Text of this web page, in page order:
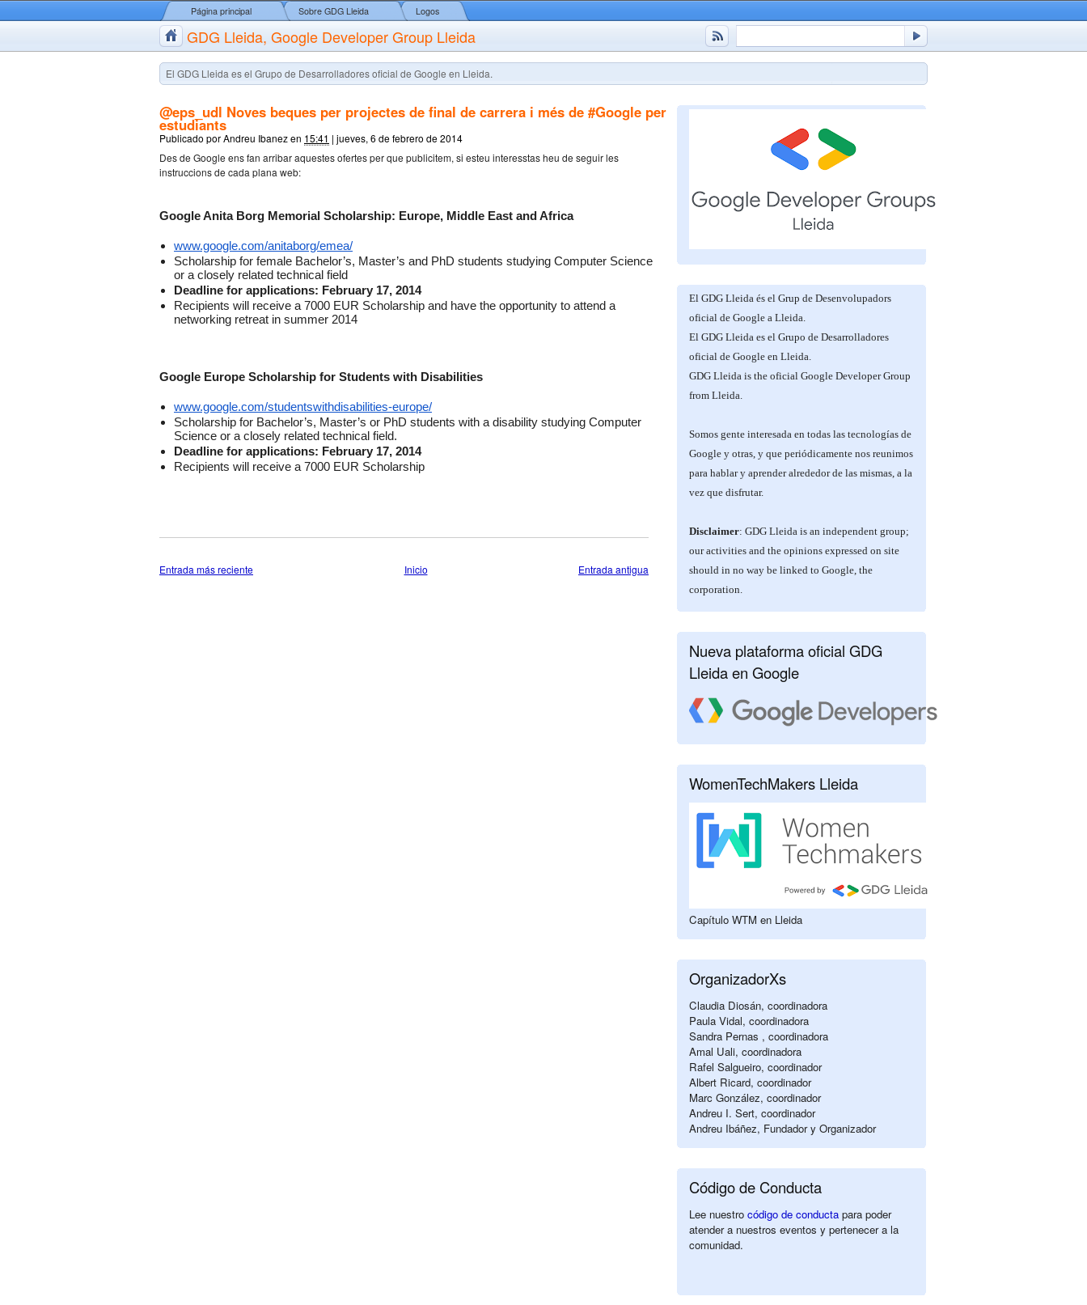
Página principal Sobre GDG Lleida Logos
GDG Lleida, Google Developer Group Lleida
El GDG Lleida es el Grupo de Desarrolladores oficial de Google en Lleida.
@eps_udl Noves beques per projectes de final de carrera i més de #Google per
estudiants
Publicado porAndreu Ibanezen 15:41 | jueves, 6 de febrero de 2014
Des de Google ens fan arribar aquestes ofertes per que publicitem, si esteu interesstas heu de seguir les
instruccions de cada plana web:
Google Anita Borg Memorial Scholarship: Europe, Middle East and Africa
www.google.com/anitaborg/emea/
Scholarship for female Bachelor’s, Master’s and PhD students studying Computer Science
or a closely related technical field
Deadline for applications: February 17, 2014
Recipients will receive a 7000 EUR Scholarship and have the opportunity to attend a
networking retreat in summer 2014
Google Europe Scholarship for Students with Disabilities
www.google.com/studentswithdisabilities-europe/
Scholarship for Bachelor’s, Master’s or PhD students with a disability studying Computer
Science or a closely related technical field.
Deadline for applications: February 17, 2014
Recipients will receive a 7000 EUR Scholarship
Entrada más reciente Entrada antigua
Inicio
El GDG Lleida és el Grup de Desenvolupadors
oficial de Google a Lleida.
El GDG Lleida es el Grupo de Desarrolladores
oficial de Google en Lleida.
GDG Lleida is the oficial Google Developer Group
from Lleida.
Somos gente interesada en todas las tecnologías de
Google y otras, y que periódicamente nos reunimos
para hablar y aprender alrededor de las mismas, a la
vez que disfrutar.
Disclaimer: GDG Lleida is an independent group;
our activities and the opinions expressed on site
should in no way be linked to Google, the
corporation.
Nueva plataforma oficial GDG
Lleida en Google
WomenTechMakers Lleida
Capítulo WTM en Lleida
OrganizadorXs
Claudia Diosán, coordinadora
Paula Vidal, coordinadora
Sandra Pernas , coordinadora
Amal Uali, coordinadora
Rafel Salgueiro, coordinador
Albert Ricard, coordinador
Marc González, coordinador
Andreu I. Sert, coordinador
Andreu Ibáñez, Fundador y Organizador
Código de Conducta
Lee nuestro código de conducta para poder
atender a nuestros eventos y pertenecer a la
comunidad.